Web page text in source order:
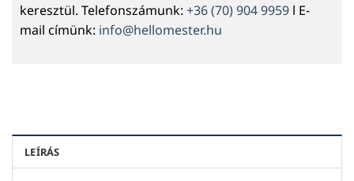
keresztül. Telefonszámunk: +36 (70) 904 9959 l E-
mail címünk: info@hellomester.hu
LEÍRÁS